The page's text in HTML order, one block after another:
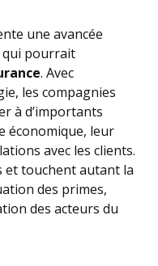
une avancée
qui pourrait
. Avec
les compagnies
à d’importants
économique, leur
avec les clients.
et touchent autant la
des primes,
des acteurs du